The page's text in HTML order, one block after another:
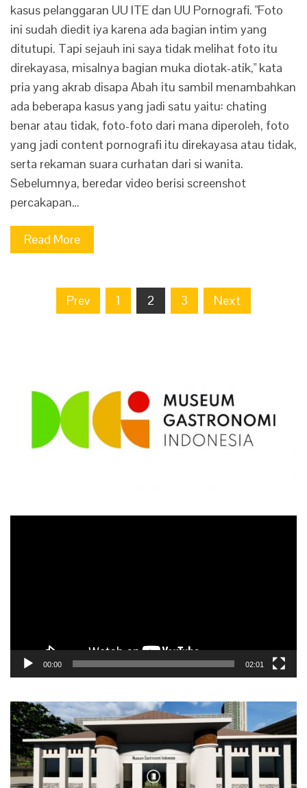
kasus pelanggaran UU ITE dan UU Pornografi. "Foto
ini sudah diedit iya karena ada bagian intim yang
ditutupi. Tapi sejauh ini saya tidak melihat foto itu
direkayasa, misalnya bagian muka diotak-atik," kata
pria yang akrab disapa Abah itu sambil menambahkan
ada beberapa kasus yang jadi satu yaitu: chating
benar atau tidak, foto-foto dari mana diperoleh, foto
yang jadi content pornografi itu direkayasa atau tidak,
serta rekaman suara curhatan dari si wanita.
Sebelumnya, beredar video berisi screenshot
percakapan…
Read More
navigation
Prev 1 2 3 Next
00:00 02:01